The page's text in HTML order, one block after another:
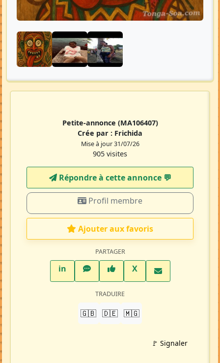
Petite-annonce (MA106407)
Crée par : Frichida
Mise à jour 31/07/26
905 visites
Répondre à cette annonce 💬​
Profil membre
Ajouter aux favoris
PARTAGER
inLinkedInWhatsAppFacebook
XTwitter X
TRADUIRE
🇬🇧 🇩🇪 🇲🇬
🚩 Signaler